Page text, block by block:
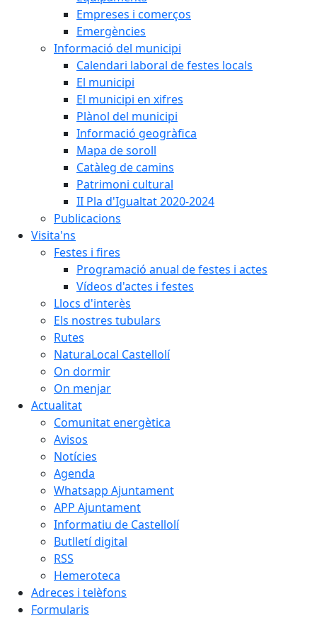
Empreses i comerços
Emergències
Informació del municipi
Calendari laboral de festes locals
El municipi
El municipi en xifres
Plànol del municipi
Informació geogràfica
Mapa de soroll
Catàleg de camins
Patrimoni cultural
II Pla d'Igualtat 2020-2024
Publicacions
Visita'ns
Festes i fires
Programació anual de festes i actes
Vídeos d'actes i festes
Llocs d'interès
Els nostres tubulars
Rutes
NaturaLocal Castellolí
On dormir
On menjar
Actualitat
Comunitat energètica
Avisos
Notícies
Agenda
Whatsapp Ajuntament
APP Ajuntament
Informatiu de Castellolí
Butlletí digital
RSS
Hemeroteca
Adreces i telèfons
Formularis